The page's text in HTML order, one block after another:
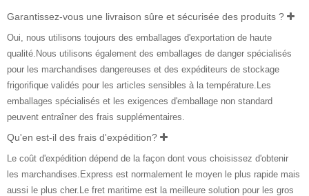
Garantissez-vous une livraison sûre et sécurisée des produits ?
Oui, nous utilisons toujours des emballages d'exportation de haute
qualité.Nous utilisons également des emballages de danger spécialisés
pour les marchandises dangereuses et des expéditeurs de stockage
frigorifique validés pour les articles sensibles à la température.Les
emballages spécialisés et les exigences d'emballage non standard
peuvent entraîner des frais supplémentaires.
Qu'en est-il des frais d'expédition?
Le coût d'expédition dépend de la façon dont vous choisissez d'obtenir
les marchandises.Express est normalement le moyen le plus rapide mais
aussi le plus cher.Le fret maritime est la meilleure solution pour les gros